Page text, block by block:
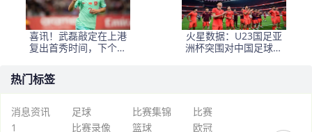
喜讯！武磊敲定在上港
复出首秀时间，下个月
火星数据：U23国足亚
洲杯突围对中国足球的
热门标签
消息资讯 足球 比赛集锦
比赛
1
比赛录像 篮球 欧冠